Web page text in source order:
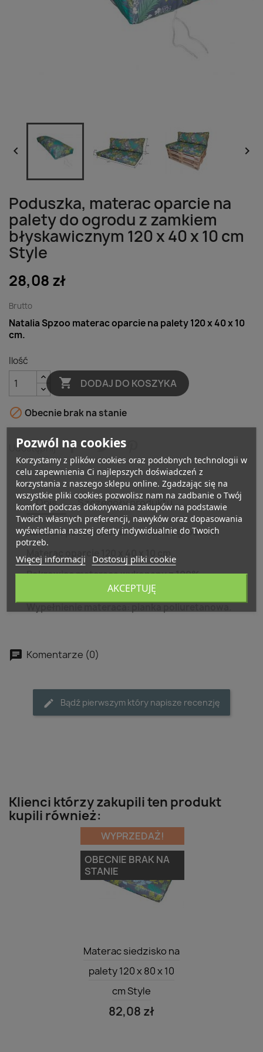
 
Poduszka, materac oparcie na
palety do ogrodu z zamkiem
błyskawicznym 120 x 40 x 10 cm
Style
28,08 zł
Brutto
Natalia Spzoo materac oparcie na palety 120 x 40 x 10
cm.
Ilość
 DODAJ DO KOSZYKA
 Obecnie brak na stanie
Udostępnij
Opis Szczegóły produktu
Natalia Spzoo materac na meble ogrodowe.
Materac oparcie 120 x 40 x 10 cm
Pokrowiec materaca wykonany z 100%
bawełny z zamkiem błyskawicznym.
Komentarze (0)
Bądź pierwszym który napisze recenzję
Klienci którzy zakupili ten produkt
kupili również:
 Szybki podgląd
Materac siedzisko na
palety 120 x 80 x 10
cm Style
82,08 zł
WYPRZEDAŻ!
OBECNIE BRAK NA
STANIE
Pozwól na cookies
Korzystamy z plików cookies oraz podobnych technologii w
celu zapewnienia Ci najlepszych doświadczeń z
korzystania z naszego sklepu online. Zgadzając się na
wszystkie pliki cookies pozwolisz nam na zadbanie o Twój
komfort podczas dokonywania zakupów na podstawie
Twoich własnych preferencji, nawyków oraz dopasowania
wyświetlania naszej oferty indywidualnie do Twoich
potrzeb.
Więcej informacji Dostosuj pliki cookie
AKCEPTUJĘ